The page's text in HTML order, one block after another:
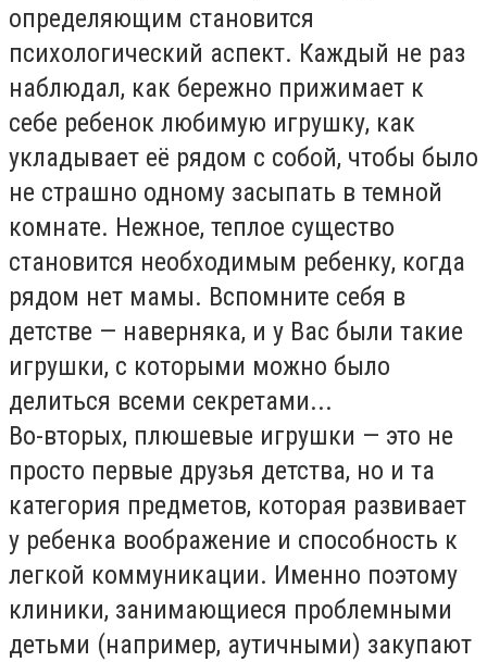
определяющим становится
психологический аспект. Каждый не раз
наблюдал, как бережно прижимает к
себе ребенок любимую игрушку, как
укладывает её рядом с собой, чтобы было
не страшно одному засыпать в темной
комнате. Нежное, теплое существо
становится необходимым ребенку, когда
рядом нет мамы. Вспомните себя в
детстве — наверняка, и у Вас были такие
игрушки, с которыми можно было
делиться всеми секретами...
Во-вторых, плюшевые игрушки — это не
просто первые друзья детства, но и та
категория предметов, которая развивает
у ребенка воображение и способность к
легкой коммуникации. Именно поэтому
клиники, занимающиеся проблемными
детьми (например, аутичными) закупают